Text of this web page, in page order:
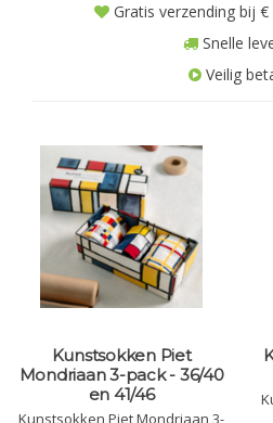
Gratis verzending bij €
Snelle
Veilig
Kunstsokken Piet
Mondriaan 3-pack - 36/40
en 41/46
Kunstsokken Piet Mondriaan 3-